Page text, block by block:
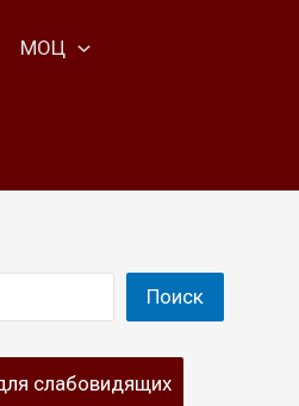
МОЦ
Поиск
слабовидящих